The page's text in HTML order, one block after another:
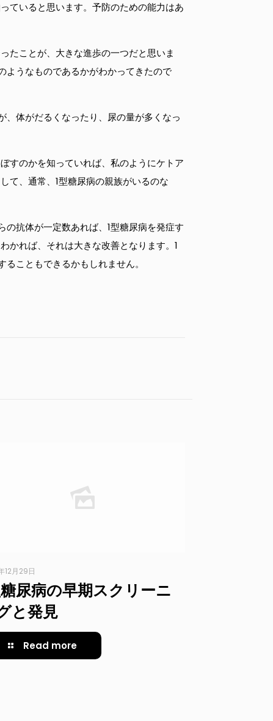
ていると思います。予防のための能力はあ
たことが、大きな進歩の一つだと思いま
ようなものであるかがわかってきたので
体がだるくなったり、尿の量が多くなっ
すのかを知っていれば、私のようにケトア
て、通常、1型糖尿病の親族がいるのな
抗体が一定数あれば、1型糖尿病を発症す
かれば、それは大きな改善となります。1
こともできるかもしれません。
12月29日
尿病の早期スクリーニ
と発見
Read more